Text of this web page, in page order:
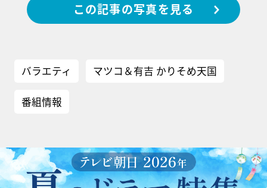
この記事の写真を見る
バラエティ マツコ＆有吉 かりそめ天国
番組情報